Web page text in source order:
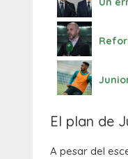
El plan de
A pesar del